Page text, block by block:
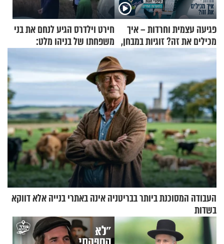
פגיעה עצמית וחרדות – איך
מכילים את זה? זוגיות במבחן,
הפעם עם יהודית ואלתר כהן
חירט וילדרס הגיע לנחם את בני
משפחתו של בניהו מלט:
"מיליונים באירופה תומכים
בכם"
העבודה המסוכנת ביותר בבריטניה אינה באתרי בנייה אלא דווקא
בשדות